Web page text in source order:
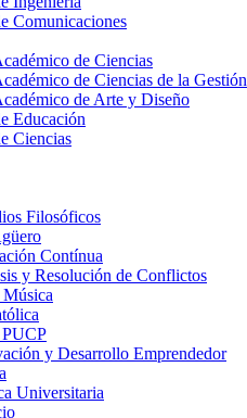
Comunicaciones
de Ciencias
de Ciencias de la Gestión
de Arte y Diseño
Educación
Ciencias
Filosóficos
Contínua
y Resolución de Conflictos
y Desarrollo Emprendedor
Universitaria